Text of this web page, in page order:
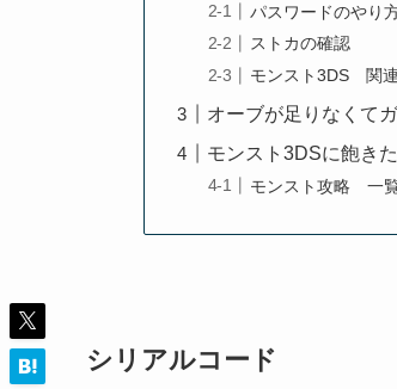
パスワードのやり
ストカの確認
モンスト3DS 関
オーブが足りなくて
モンスト3DSに飽き
モンスト攻略 一
シリアルコード